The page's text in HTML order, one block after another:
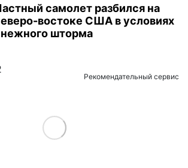
самолет разбился на
востоке США в условиях
шторма
Рекомендательный сервис
Load More